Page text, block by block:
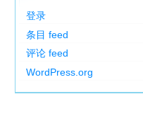
登录
条目 feed
评论 feed
WordPress.org